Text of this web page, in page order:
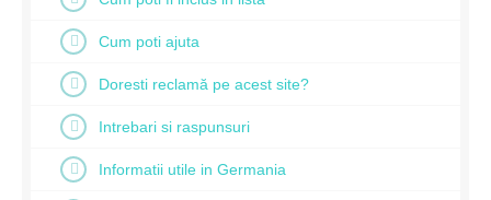
Cum poti ajuta
Doresti reclamă pe acest site?
Intrebari si raspunsuri
Informatii utile in Germania